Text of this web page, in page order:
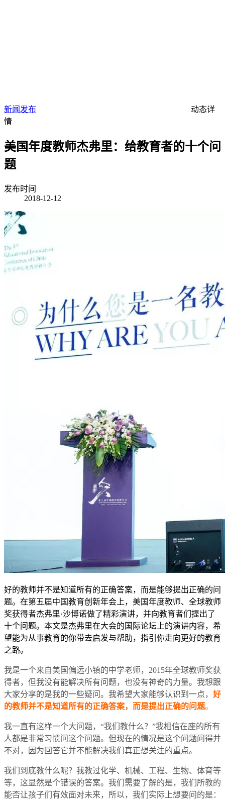
新闻发布
动态详
情
美国年度教师杰弗里：给教育者的十个问
题
发布时间
2018-12-12
好的教师并不是知道所有的正确答案，而是能够提出正确的问
题。在第五届中国教育创新年会上，美国年度教师、全球教师
奖获得者杰弗里·沙博诺做了精彩演讲，并向教育者们提出了
十个问题。本文是杰弗里在大会的国际论坛上的演讲内容，希
望能为从事教育的你带去启发与帮助，指引你走向更好的教育
之路。
我是一个来自美国偏远小镇的中学老师，2015年全球教师奖获
得者，但我没有能解决所有问题，也没有神奇的力量。我想跟
大家分享的是我的一些疑问。我希望大家能够认识到一点， 好
的教师并不是知道所有的正确答案，而是提出正确的问题。
我一直有这样一个大问题，“我们教什么？”我相信在座的所有
人都是非常习惯问这个问题。但现在的情况是这个问题问得并
不对，因为回答它并不能解决我们真正想关注的重点。
我们到底教什么呢？我教过化学、机械、工程、生物、体育等
等，这显然是个错误的答案。我们需要了解的是，我们所教的
能否让孩子们有效面对未来，所以，我们实际上想要问的是：